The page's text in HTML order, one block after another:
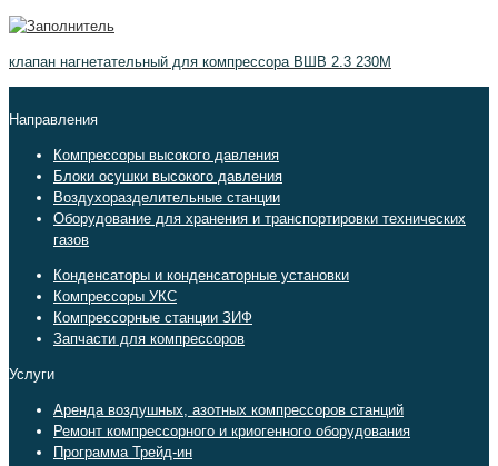
клапан нагнетательный для компрессора ВШВ 2.3 230М
Направления
Компрессоры высокого давления
Блоки осушки высокого давления
Воздухоразделительные станции
Оборудование для хранения и транспортировки технических
газов
Конденсаторы и конденсаторные установки
Компрессоры УКС
Компрессорные станции ЗИФ
Запчасти для компрессоров
Услуги
Аренда воздушных, азотных компрессоров станций
Ремонт компрессорного и криогенного оборудования
Программа Трейд-ин